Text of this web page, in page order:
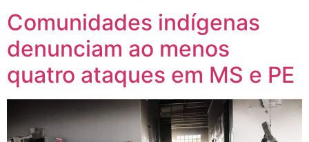
Comunidades indígenas
denunciam ao menos
quatro ataques em MS e PE